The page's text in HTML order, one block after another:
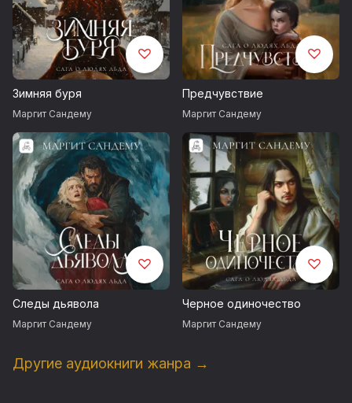
Зимняя буря
Маргит Сандему
Предчувствие
Маргит Сандему
Следы дьявола
Маргит Сандему
Черное одиночество
Маргит Сандему
Другие аудиокниги жанра →